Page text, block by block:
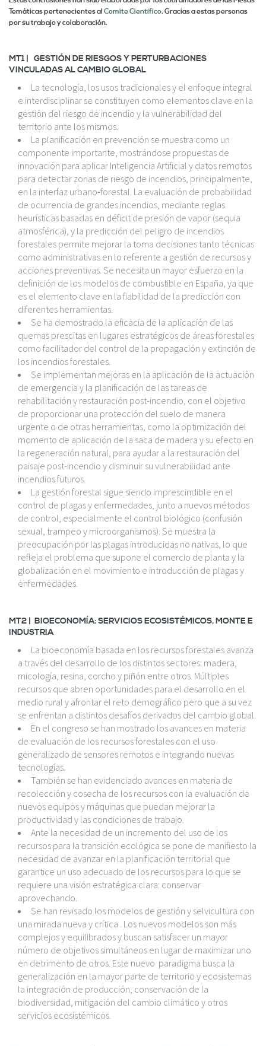
Temáticas pertenecientes al Comite Científico. Gracias a estas personas
por su trabajo y colaboración.
MT1 | GESTIÓN DE RIESGOS Y PERTURBACIONES
VINCULADAS AL CAMBIO GLOBAL
La tecnología, los usos tradicionales y el enfoque integral
e interdisciplinar se constituyen como elementos clave en la
gestión del riesgo de incendio y la vulnerabilidad del
territorio ante los mismos.
La planificación en prevención se muestra como un
componente importante, mostrándose propuestas de
innovación para aplicar Inteligencia Artificial y datos remotos
para detectar zonas de riesgo de incendios, principalmente,
en la interfaz urbano-forestal. La evaluación de probabilidad
de ocurrencia de grandes incendios, mediante reglas
heurísticas basadas en déficit de presión de vapor (sequia
atmosférica), y la predicción del peligro de incendios
forestales permite mejorar la toma decisiones tanto técnicas
como administrativas en lo referente a gestión de recursos y
acciones preventivas. Se necesita un mayor esfuerzo en la
definición de los modelos de combustible en España, ya que
es el elemento clave en la fiabilidad de la predicción con
diferentes herramientas.
Se ha demostrado la eficacia de la aplicación de las
quemas prescitas en lugares estratégicos de áreas forestales
como facilitador del control de la propagación y extinción de
los incendios forestales.
Se implementan mejoras en la aplicación de la actuación
de emergencia y la planificación de las tareas de
rehabilitación y restauración post-incendio, con el objetivo
de proporcionar una protección del suelo de manera
urgente o de otras herramientas, como la optimización del
momento de aplicación de la saca de madera y su efecto en
la regeneración natural, para ayudar a la restauración del
paisaje post-incendio y disminuir su vulnerabilidad ante
incendios futuros.
La gestión forestal sigue siendo imprescindible en el
control de plagas y enfermedades, junto a nuevos métodos
de control, especialmente el control biológico (confusión
sexual, trampeo y microorganismos). Se muestra la
preocupación por las plagas introducidas no nativas, lo que
refleja el problema que supone el comercio de planta y la
globalización en el movimiento e introducción de plagas y
enfermedades.
MT2 | BIOECONOMÍA: SERVICIOS ECOSISTÉMICOS, MONTE E
INDUSTRIA
La bioeconomía basada en los recursos forestales avanza
a través del desarrollo de los distintos sectores: madera,
micología, resina, corcho y piñón entre otros. Múltiples
recursos que abren oportunidades para el desarrollo en el
medio rural y afrontar el reto demográfico pero que a su vez
se enfrentan a distintos desafíos derivados del cambio global.
En el congreso se han mostrado los avances en materia
de evaluación de los recursos forestales con el uso
generalizado de sensores remotos e integrando nuevas
tecnologías.
También se han evidenciado avances en materia de
recolección y cosecha de los recursos con la evaluación de
nuevos equipos y máquinas que puedan mejorar la
productividad y las condiciones de trabajo.
Ante la necesidad de un incremento del uso de los
recursos para la transición ecológica se pone de manifiesto la
necesidad de avanzar en la planificación territorial que
garantice un uso adecuado de los recursos para lo que se
requiere una visión estratégica clara: conservar
aprovechando.
Se han revisado los modelos de gestión y selvicultura con
una mirada nueva y crítica . Los nuevos modelos son más
complejos y equilibrados y buscan satisfacer un mayor
número de objetivos simultáneos en lugar de maximizar uno
en detrimento de otros. Este nuevo paradigma busca la
generalización en la mayor parte de territorio y ecosistemas
la integración de producción, conservación de la
biodiversidad, mitigación del cambio climático y otros
servicios ecosistémicos.